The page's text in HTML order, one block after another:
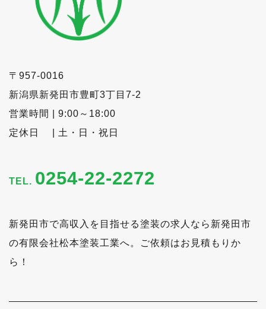
〒957-0016
新潟県新発田市豊町3丁目7-2
営業時間 | 9:00～18:00
定休日 | 土・日・祝日
TEL. 0254-22-2272
新発田市で高収入を目指せる塗装の求人なら新発田市
の有限会社松本塗装工業へ。ご依頼はお見積もりか
ら！